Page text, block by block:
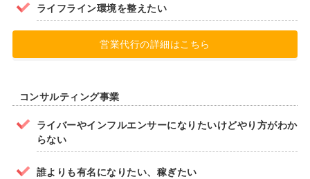
ライフライン環境を整えたい
営業代行の詳細はこちら
コンサルティング事業
ライバーやインフルエンサーになりたいけどやり方がわか
らない
誰よりも有名になりたい、稼ぎたい